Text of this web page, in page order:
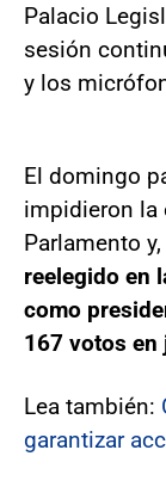
Palacio
sesión
y los
El domingo
impidieron la
Parlamento
reelegido en
como
167 votos en
Lea también:
garantizar